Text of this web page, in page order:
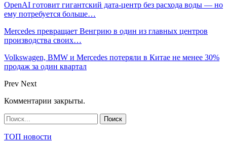
OpenAI готовит гигантский дата-центр без расхода воды — но
ему потребуется больше…
Mercedes превращает Венгрию в один из главных центров
производства своих…
Volkswagen, BMW и Mercedes потеряли в Китае не менее 30%
продаж за один квартал
Prev Next
Комментарии закрыты.
ТОП новости